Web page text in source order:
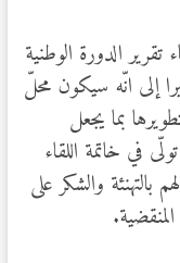
الدورة الوطنية
إلى انّه سيكون محلّ
بما يجعل
في خاتمة اللقاء
بالتهنئة والشكر على